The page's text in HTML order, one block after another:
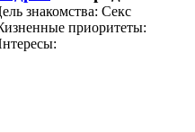
знакомства: Секс
приоритеты: